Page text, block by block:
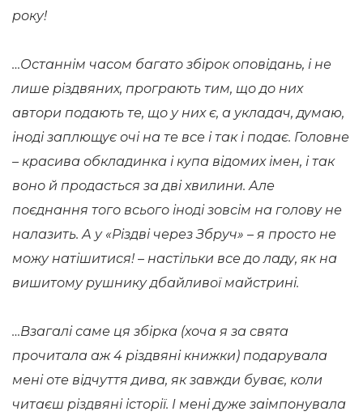
року!
…Останнім часом багато збірок оповідань, і не
лише різдвяних, програють тим, що до них
автори подають те, що у них є, а укладач, думаю,
іноді заплющує очі на те все і так і подає. Головне
– красива обкладинка і купа відомих імен, і так
воно й продасться за дві хвилини. Але
поєднання того всього іноді зовсім на голову не
налазить. А у «Різдві через Збруч» – я просто не
можу натішитися! – настільки все до ладу, як на
вишитому рушнику дбайливої майстрині.
…Взагалі саме ця збірка (хоча я за свята
прочитала аж 4 різдвяні книжки) подарувала
мені оте відчуття дива, як завжди буває, коли
читаєш різдвяні історії. І мені дуже заімпонувала